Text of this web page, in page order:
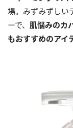
場。みずみずしい
ーで、 肌悩みのカ
もおすすめのアイ